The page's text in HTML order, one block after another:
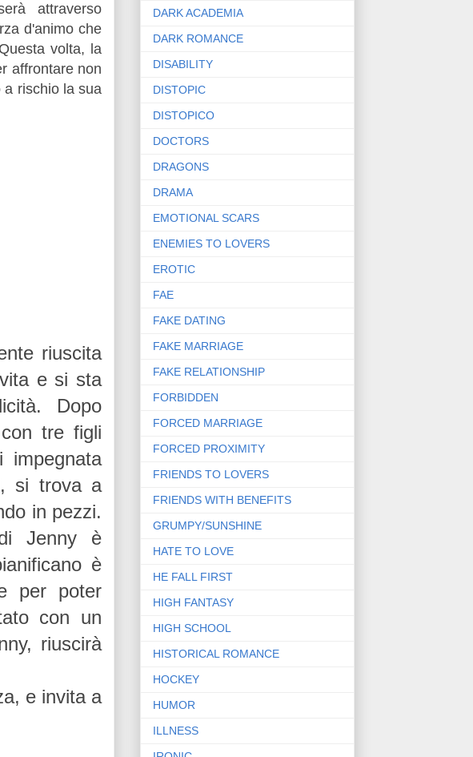
attraverso
d'animo che
volta, la
affrontare non
a rischio la sua
riuscita
e si sta
Dopo
tre figli
impegnata
si trova a
in pezzi.
Jenny è
è
per poter
con un
riuscirà
e invita a
DARK ACADEMIA
DARK ROMANCE
DISABILITY
DISTOPIC
DISTOPICO
DOCTORS
DRAGONS
DRAMA
EMOTIONAL SCARS
ENEMIES TO LOVERS
EROTIC
FAE
FAKE DATING
FAKE MARRIAGE
FAKE RELATIONSHIP
FORBIDDEN
FORCED MARRIAGE
FORCED PROXIMITY
FRIENDS TO LOVERS
FRIENDS WITH BENEFITS
GRUMPY/SUNSHINE
HATE TO LOVE
HE FALL FIRST
HIGH FANTASY
HIGH SCHOOL
HISTORICAL ROMANCE
HOCKEY
HUMOR
ILLNESS